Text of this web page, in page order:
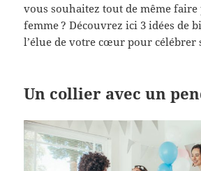
vous souhaitez tout de même
femme ? Découvrez ici 3 idées de
l’élue de votre cœur pour célébrer
Un collier avec un